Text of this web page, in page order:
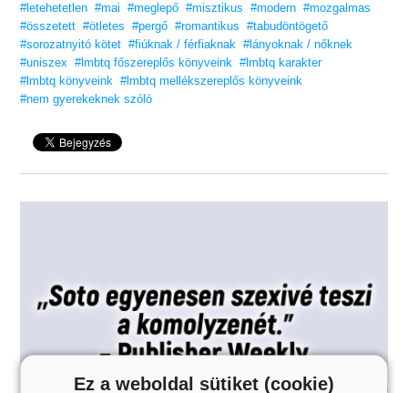
Élvezd minden pillanatát!
Szereted a Vörös pöttyös könyveket?
Vidd haza nyugodtan! Tetszeni fog.
NEM gyermekeknek
#letehetetlen #mai #meglepő #misztikus #modern #mozgalmas
#összetett #ötletes #pergő #romantikus
#tabudöntögető
#sorozatnyitó kötet #fiúknak / férfiaknak #lányoknak / nőknek
#uniszex #lmbtq főszereplős könyveink #lmbtq karakter
#lmbtq könyveink #lmbtq mellékszereplős könyveink
#nem gyerekeknek szóló
Ez a weboldal sütiket (cookie)